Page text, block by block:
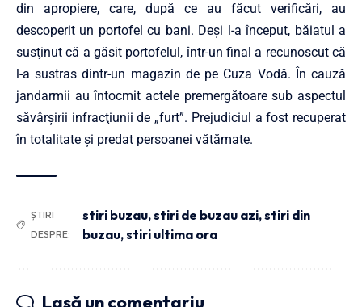
din apropiere, care, după ce au făcut verificări, au
descoperit un portofel cu bani. Deşi l-a început, băiatul a
susţinut că a găsit portofelul, într-un final a recunoscut că
l-a sustras dintr-un magazin de pe Cuza Vodă. În cauză
jandarmii au întocmit actele premergătoare sub aspectul
săvârşirii infracţiunii de „furt”. Prejudiciul a fost recuperat
în totalitate şi predat persoanei vătămate.
ȘTIRI
DESPRE:
stiri buzau,stiri de buzau azi,stiri din
buzau,stiri ultima ora